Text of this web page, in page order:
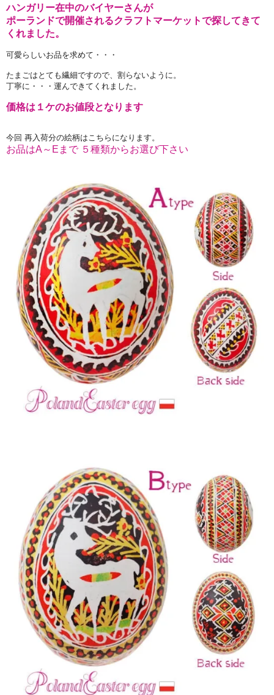
ハンガリー在中のバイヤーさんが
ポーランドで開催されるクラフトマーケットで探してきて
くれました。
可愛らしいお品を求めて・・・
たまごはとても繊細ですので、割らないように。
丁寧に・・・運んできてくれました。
価格は１ケのお値段となります
今回 再入荷分の絵柄はこちらになります。
お品はA～Eまで ５種類からお選び下さい